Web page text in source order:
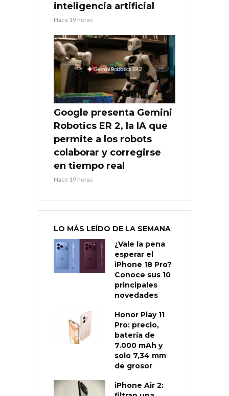
inteligencia artificial
Hace 19 horas
Google presenta Gemini
Robotics ER 2, la IA que
permite a los robots
colaborar y corregirse
en tiempo real
Hace 19 horas
LO MÁS LEÍDO DE LA SEMANA
¿Vale la pena
esperar el
iPhone 18 Pro?
Conoce sus 10
principales
novedades
Honor Play 11
Pro: precio,
batería de
7.000 mAh y
solo 7,34 mm
de grosor
iPhone Air 2: